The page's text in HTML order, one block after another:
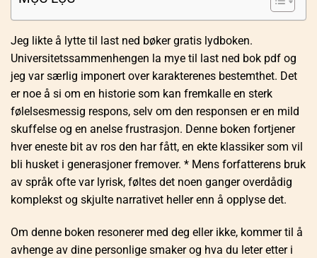
Jeg likte å lytte til last ned bøker gratis lydboken.
Universitetssammenhengen la mye til last ned bok pdf og
jeg var særlig imponert over karakterenes bestemthet. Det
er noe å si om en historie som kan fremkalle en sterk
følelsesmessig respons, selv om den responsen er en mild
skuffelse og en anelse frustrasjon. Denne boken fortjener
hver eneste bit av ros den har fått, en ekte klassiker som vil
bli husket i generasjoner fremover. * Mens forfatterens bruk
av språk ofte var lyrisk, føltes det noen ganger overdådig
komplekst og skjulte narrativet heller enn å opplyse det.
Om denne boken resonerer med deg eller ikke, kommer til å
avhenge av dine personlige smaker og hva du leter etter i